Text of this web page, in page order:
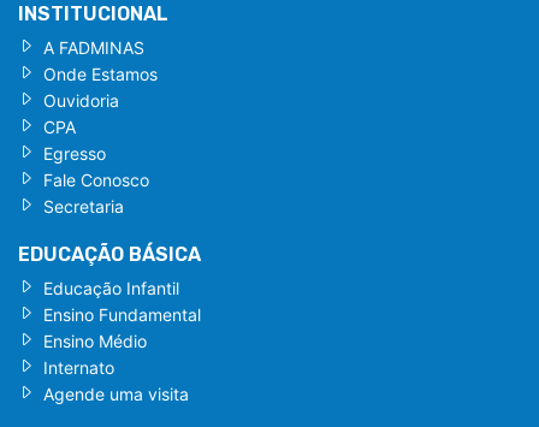
INSTITUCIONAL
A FADMINAS
Onde Estamos
Ouvidoria
CPA
Egresso
Fale Conosco
Secretaria
EDUCAÇÃO BÁSICA
Educação Infantil
Ensino Fundamental
Ensino Médio
Internato
Agende uma visita